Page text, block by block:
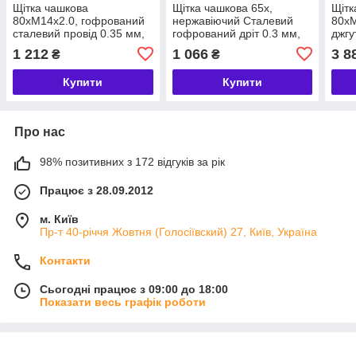
Щітка чашкова
80хМ14х2.0, гофрований
сталевий провід 0.35 мм,
(ЛЕСМАН)
1 212 ₴
Купити
Щітка чашкова 65х,
нержавіючий Сталевий
гофрований дріт 0.3 мм,
LESSMANN (ЛЕСМАН)
1 066₴
Купити
3
Про нас
98% позитивних з 172 відгуків за рік
Працює з 28.09.2012
м. Київ
Пр-т 40-річчя Жовтня (Голосіївский) 27, Київ, Україна
Контакти
Сьогодні працює з 09:00 до 18:00
Показати весь графік роботи